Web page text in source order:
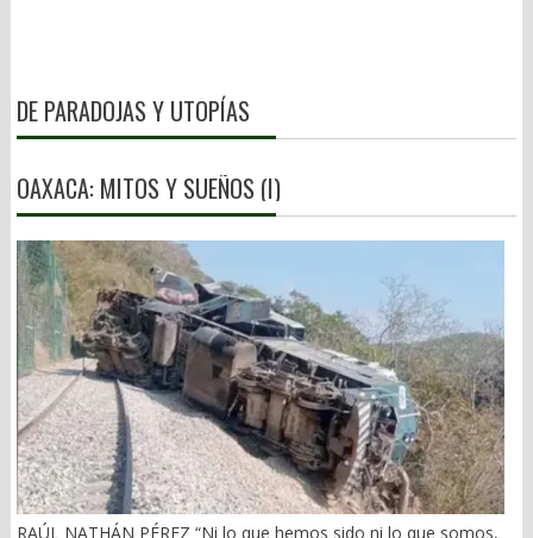
DE PARADOJAS Y UTOPÍAS
OAXACA: MITOS Y SUEÑOS (I)
RAÚL NATHÁN PÉREZ “Ni lo que hemos sido ni lo que somos,